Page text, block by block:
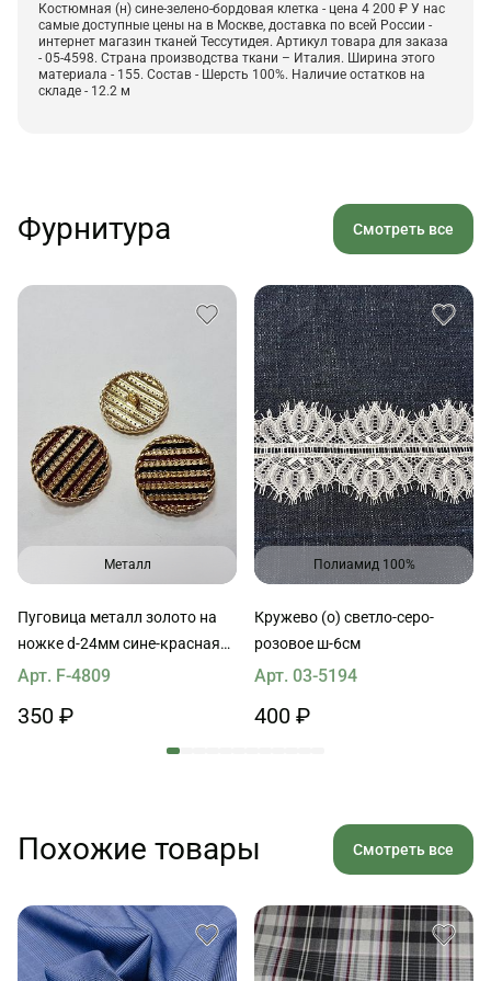
Костюмная (н) сине-зелено-бордовая клетка - цена 4 200 ₽ У нас
самые доступные цены на в Москве, доставка по всей России -
интернет магазин тканей Тессутидея. Артикул товара для заказа
- 05-4598. Страна производства ткани – Италия. Ширина этого
материала - 155. Состав - Шерсть 100%. Наличие остатков на
складе - 12.2 м
Фурнитура Смотреть все
Металл
Пуговица металл золото на
ножке d-24мм сине-красная
полоска
Арт. F-4809
350 ₽
Полиамид 100%
Кружево (о) светло-серо-
розовое ш-6см
Арт. 03-5194
400 ₽
Похожие товары Смотреть все